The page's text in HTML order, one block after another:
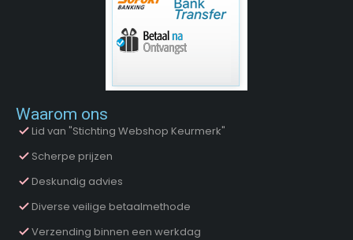
Waarom ons
Lid van "Stichting Webshop Keurmerk"
Scherpe prijzen
Deskundig advies
Diverse veilige betaalmethode
Verzending binnen een werkdag